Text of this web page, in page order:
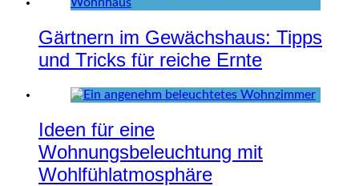
Gärtnern im Gewächshaus: Tipps
und Tricks für reiche Ernte
Ideen für eine
Wohnungsbeleuchtung mit
Wohlfühlatmosphäre